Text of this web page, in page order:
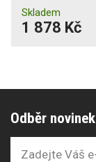
Skladem
1 878 Kč
Odběr novinek